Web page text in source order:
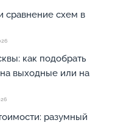
сравнение схем в
как подобрать
выходные или на
разумный